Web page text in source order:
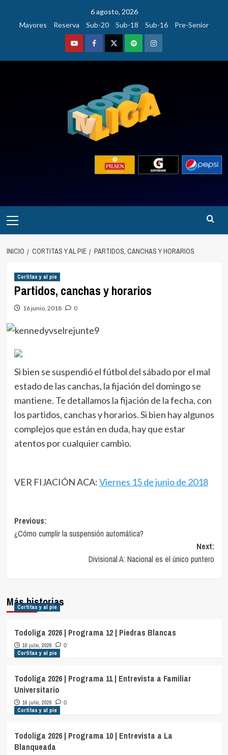
contenido
6 agosto, 2026
Mayores
Reserva Sub-20 Sub-18 Sub-16 Pre-Senior
YoutubeFacebookTwitterPodcastInstagram
principal
INICIO CORTITAS Y AL PIE PARTIDOS, CANCHAS Y HORARIOS
Cortitas y al pie
Partidos, canchas y horarios
16 junio, 2018 0
Si bien se suspendió el fútbol del sábado por el mal
estado de las canchas, la fijación del domingo se
mantiene. Te detallamos la fijación de la fecha, con
los partidos, canchas y horarios. Si bien hay algunos
complejos que están en duda, hay que estar
atentos por cualquier cambio.
VER FIJACIÓN ACA:Viernes 15 de junio de 2018
Navegación
de
Previous:
¿Cómo cumplir la suspensión automática?
Next:
Divisional A: Nacional es el único puntero
Más historias
Cortitas y al pie
Todoliga 2026 | Programa 12 | Piedras Blancas
18 julio, 2026 0
Cortitas y al pie
Todoliga 2026 | Programa 11 | Entrevista a Familiar
Universitario
16 julio, 2026 0
Cortitas y al pie
Todoliga 2026 | Programa 10 | Entrevista a La
Blanqueada